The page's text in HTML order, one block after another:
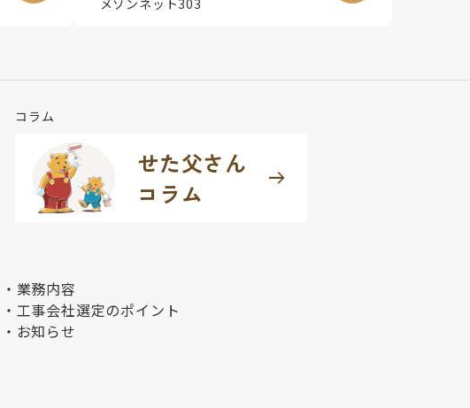
メゾンネット303
コラム
せた父さん
コラム
arrow_right_alt
業務内容
工事会社選定のポイント
お知らせ